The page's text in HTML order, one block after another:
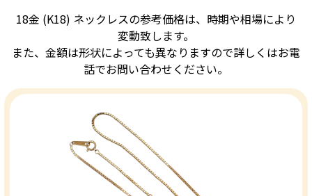
18金 (K18) ネックレスの参考価格は、時期や相場により
変動致します。
また、金額は形状によっても異なりますので詳しくはお電
話でお問い合わせください。